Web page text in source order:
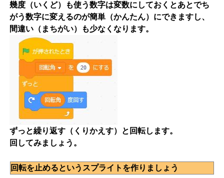
幾度（いくど）も使う数字は変数にしておくとあとでち
がう数字に変えるのが簡単（かんたん）にできますし、
間違い（まちがい）も少なくなります。
ずっと繰り返す（くりかえす）と回転します。
回してみましょう。
回転を止めるというスプライトを作りましょう